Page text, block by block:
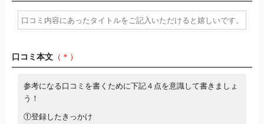
口コミ本文 （＊）
参考になる口コミを書くために下記４点を意識して書きましょ
う！
①登録したきっかけ